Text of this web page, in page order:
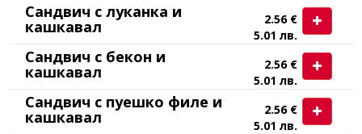
Сандвич с луканка и
кашкавал
2.56 €
5.01 лв.
Сандвич с бекон и
кашкавал
2.56 €
5.01 лв.
Сандвич с пуешко филе и
кашкавал
2.56 €
5.01 лв.